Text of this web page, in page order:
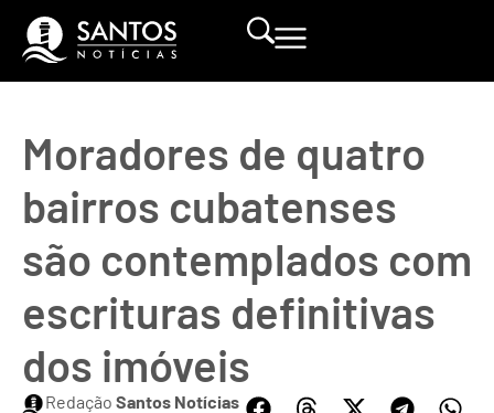
Moradores de quatro
bairros cubatenses
são contemplados com
escrituras definitivas
dos imóveis
Redação Santos Notícias